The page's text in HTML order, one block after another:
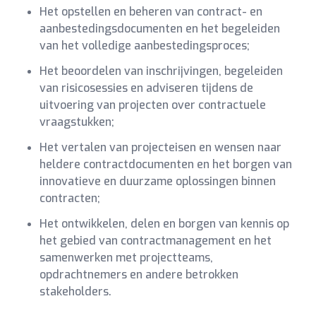
Het opstellen en beheren van contract- en
aanbestedingsdocumenten en het begeleiden
van het volledige aanbestedingsproces;
Het beoordelen van inschrijvingen, begeleiden
van risicosessies en adviseren tijdens de
uitvoering van projecten over contractuele
vraagstukken;
Het vertalen van projecteisen en wensen naar
heldere contractdocumenten en het borgen van
innovatieve en duurzame oplossingen binnen
contracten;
Het ontwikkelen, delen en borgen van kennis op
het gebied van contractmanagement en het
samenwerken met projectteams,
opdrachtnemers en andere betrokken
stakeholders.